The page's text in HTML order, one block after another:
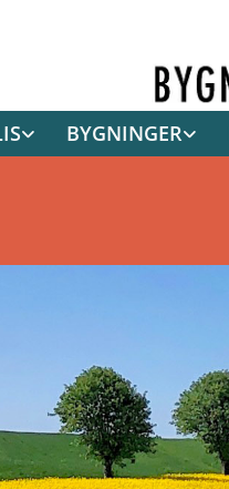
BYGNINGER